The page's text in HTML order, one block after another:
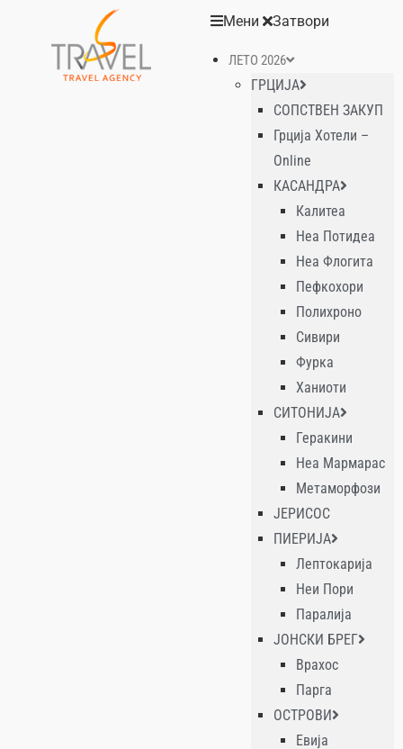
Мени Затвори
ЛЕТО 2026
ГРЦИЈА
СОПСТВЕН ЗАКУП
Грција Хотели –
Online
КАСАНДРА
Калитеа
Неа Потидеа
Неа Флогита
Пефкохори
Полихроно
Сивири
Фурка
Ханиоти
СИТОНИЈА
Геракини
Неа Мармарас
Метаморфози
ЈЕРИСОС
ПИЕРИЈА
Лептокарија
Неи Пори
Паралија
ЈОНСКИ БРЕГ
Врахос
Парга
ОСТРОВИ
Евија